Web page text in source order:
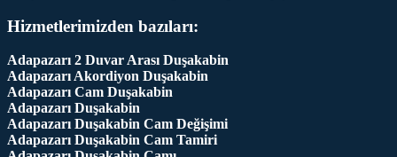
Hizmetlerimizden bazıları:
Adapazarı 2 Duvar Arası Duşakabin
Adapazarı Akordiyon Duşakabin
Adapazarı Cam Duşakabin
Adapazarı Duşakabin
Adapazarı Duşakabin Cam Değişimi
Adapazarı Duşakabin Cam Tamiri